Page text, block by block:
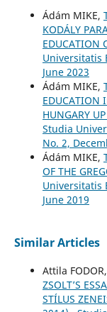
Ádám MIKE,
KODÁLY
EDUCATION
Universitatis
June 2023
Ádám MIKE,
EDUCATION
HUNGARY
Studia
No. 2,
Ádám MIKE,
OF THE
Universitatis
June 2019
Similar Articles
Attila FODOR,
ZSOLT’S
STÍLUS